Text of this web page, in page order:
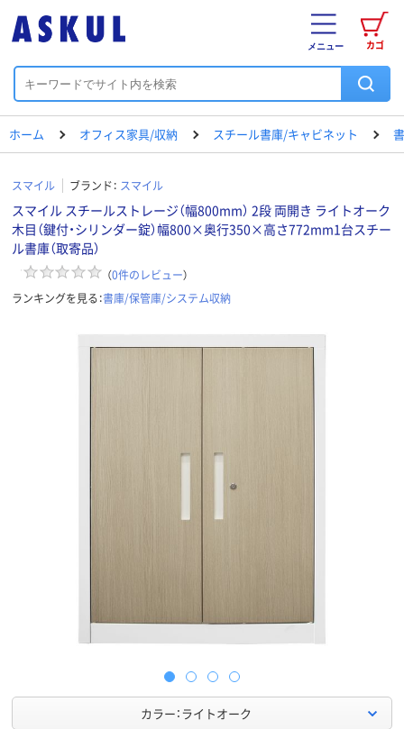
カゴ
メニュー
ホーム オフィス家具/収納 スチール書庫/キャビネット
スマイル ブランド： スマイル
スマイル スチールストレージ（幅800mm） 2段 両開き ライトオーク
木目（鍵付・シリンダー錠）幅800×奥行350×高さ772mm1台スチー
ル書庫（取寄品）
（0件のレビュー）
ランキングを見る：書庫/保管庫/システム収納
カラー：ライトオーク